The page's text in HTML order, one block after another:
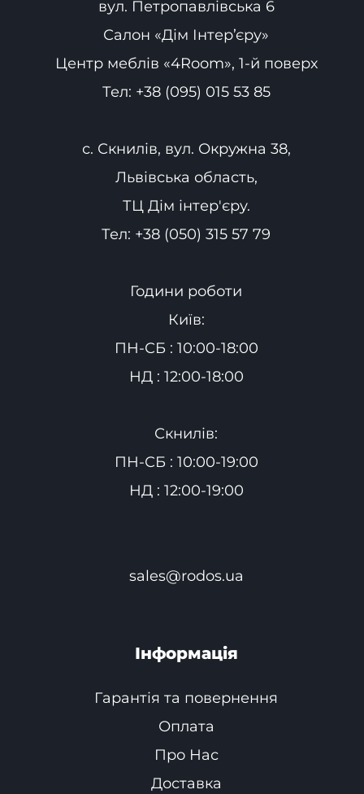
вул. Петропавлівська 6
Салон «Дім Інтер’єру»
Центр меблів «4Room», 1-й поверх
Тел: +38 (095) 015 53 85
с. Скнилів, вул. Окружна 38,
Львівська область,
ТЦ Дім інтер'єру.
Тел: +38 (050) 315 57 79
Години роботи
Київ:
ПН-СБ : 10:00-18:00
НД : 12:00-18:00
Скнилів:
ПН-СБ : 10:00-19:00
НД : 12:00-19:00
sales@rodos.ua
Інформація
Гарантія та повернення
Оплата
Про Нас
Доставка